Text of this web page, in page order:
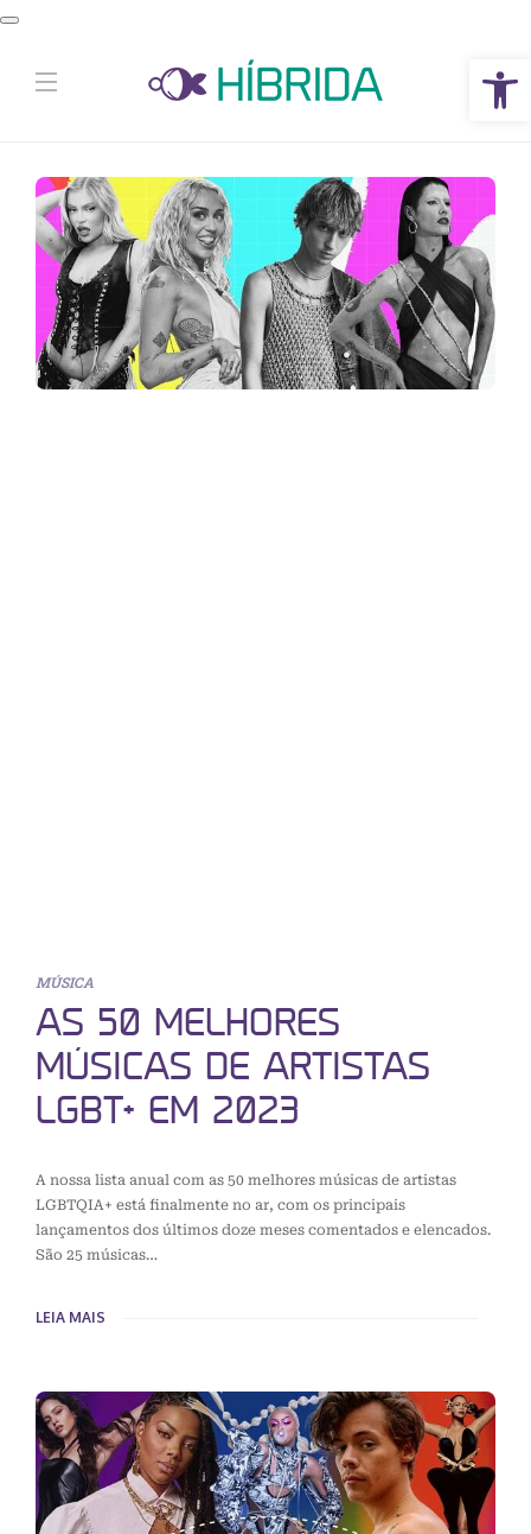
Abrir a barra de ferramentas
MÚSICA
AS 50 MELHORES
MÚSICAS DE ARTISTAS
LGBT+ EM 2023
A nossa lista anual com as 50 melhores músicas de artistas
LGBTQIA+ está finalmente no ar, com os principais
lançamentos dos últimos doze meses comentados e elencados.
São 25 músicas…
LEIA MAIS